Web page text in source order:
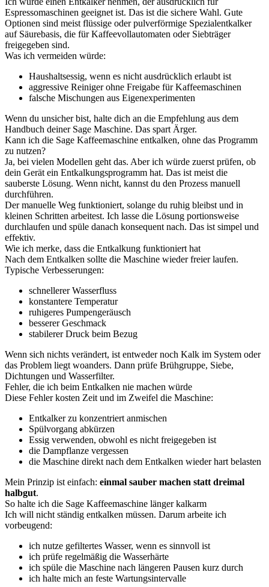
Espressomaschinen geeignet ist. Das ist die sichere Wahl. Gute
Optionen sind meist flüssige oder pulverförmige Spezialentkalker
auf Säurebasis, die für Kaffeevollautomaten oder Siebträger
freigegeben sind.
Was ich vermeiden würde:
Haushaltsessig, wenn es nicht ausdrücklich erlaubt ist
aggressive Reiniger ohne Freigabe für Kaffeemaschinen
falsche Mischungen aus Eigenexperimenten
Wenn du unsicher bist, halte dich an die Empfehlung aus dem
Handbuch deiner Sage Maschine. Das spart Ärger.
Kann ich die Sage Kaffeemaschine entkalken, ohne das Programm
zu nutzen?
Ja, bei vielen Modellen geht das. Aber ich würde zuerst prüfen, ob
dein Gerät ein Entkalkungsprogramm hat. Das ist meist die
sauberste Lösung. Wenn nicht, kannst du den Prozess manuell
durchführen.
Der manuelle Weg funktioniert, solange du ruhig bleibst und in
kleinen Schritten arbeitest. Ich lasse die Lösung portionsweise
durchlaufen und spüle danach konsequent nach. Das ist simpel und
effektiv.
Wie ich merke, dass die Entkalkung funktioniert hat
Nach dem Entkalken sollte die Maschine wieder freier laufen.
Typische Verbesserungen:
schnellerer Wasserfluss
konstantere Temperatur
ruhigeres Pumpengeräusch
besserer Geschmack
stabilerer Druck beim Bezug
Wenn sich nichts verändert, ist entweder noch Kalk im System oder
das Problem liegt woanders. Dann prüfe Brühgruppe, Siebe,
Dichtungen und Wasserfilter.
Fehler, die ich beim Entkalken nie machen würde
Diese Fehler kosten Zeit und im Zweifel die Maschine:
Entkalker zu konzentriert anmischen
Spülvorgang abkürzen
Essig verwenden, obwohl es nicht freigegeben ist
die Dampflanze vergessen
die Maschine direkt nach dem Entkalken wieder hart belasten
Mein Prinzip ist einfach: einmal sauber machen statt dreimal
halbgut.
So halte ich die Sage Kaffeemaschine länger kalkarm
Ich will nicht ständig entkalken müssen. Darum arbeite ich
vorbeugend:
ich nutze gefiltertes Wasser, wenn es sinnvoll ist
ich prüfe regelmäßig die Wasserhärte
ich spüle die Maschine nach längeren Pausen kurz durch
ich halte mich an feste Wartungsintervalle